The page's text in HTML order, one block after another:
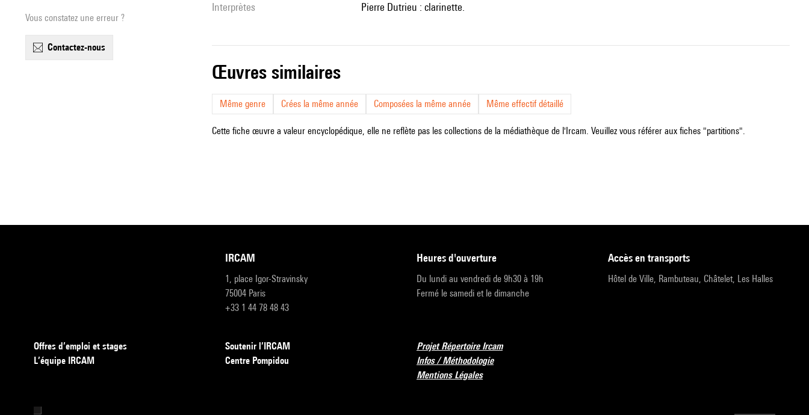
Vous constatez une erreur ?
contactez-nous
interprètes Pierre Dutrieu : clarinette.
œuvres similaires
Même genre Crées la même année Composées la même année Même effectif détaillé
Cette fiche œuvre a valeur encyclopédique, elle ne reflète pas les collections de la médiathèque de l'Ircam. Veuillez vous référer aux fiches "partitions".
IRCAM
1, place Igor-Stravinsky
75004 Paris
+33 1 44 78 48 43
heures d'ouverture
Du lundi au vendredi de 9h30 à 19h
Fermé le samedi et le dimanche
accès en transports
Hôtel de Ville, Rambuteau, Châtelet, Les Halles
Offres d’emploi et stages
L’équipe IRCAM
Soutenir l’IRCAM
Centre Pompidou
Projet Répertoire Ircam
Infos / Méthodologie
Mentions Légales